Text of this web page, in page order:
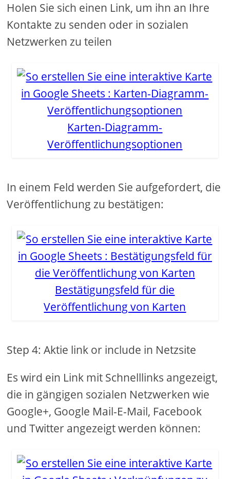
Holen Sie sich einen Link, um ihn an Ihre
Kontakte zu senden oder in sozialen
Netzwerken zu teilen
Karten-Diagramm-
Veröffentlichungsoptionen
In einem Feld werden Sie aufgefordert, die
Veröffentlichung zu bestätigen:
Bestätigungsfeld für die
Veröffentlichung von Karten
Step 4: Aktie link or include in Netzsite
Es wird ein Link mit Schnelllinks angezeigt,
die in gängigen sozialen Netzwerken wie
Google+, Google Mail-E-Mail, Facebook
und Twitter angezeigt werden können: